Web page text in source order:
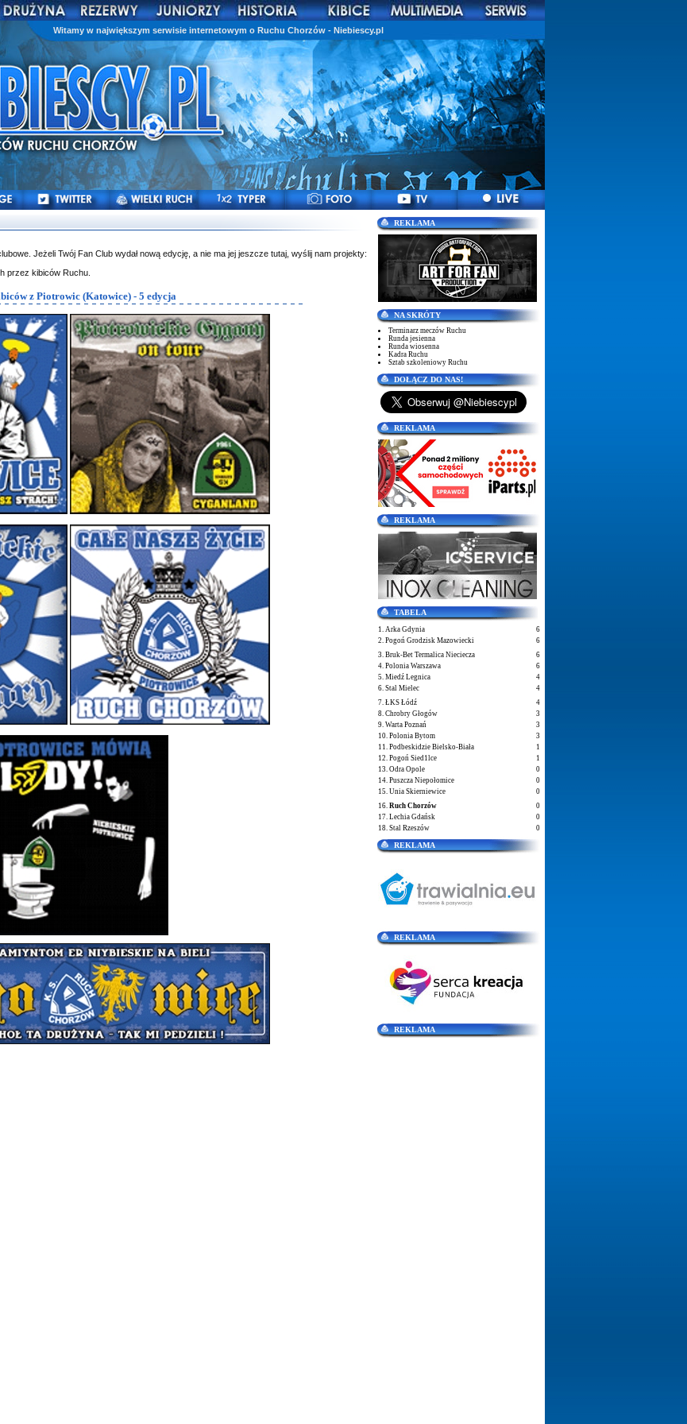
Witamy w największym serwisie internetowym o Ruchu Chorzów - Niebiescy.pl
Jeżeli Twój Fan Club wydał nową edycję, a nie ma jej jeszcze tutaj, wyślij nam projekty:
przez kibiców Ruchu.
z Piotrowic (Katowice) - 5 edycja
REKLAMA
NA SKRÓTY
Terminarz meczów Ruchu
Runda jesienna
Runda wiosenna
Kadra Ruchu
Sztab szkoleniowy Ruchu
DOŁĄCZ DO NAS!
REKLAMA
REKLAMA
TABELA
1. Arka Gdynia
6
2. Pogoń Grodzisk Mazowiecki
6
3. Bruk-Bet Termalica Nieciecza
6
4. Polonia Warszawa
6
5. Miedź Legnica
4
6. Stal Mielec
4
7. ŁKS Łódź
4
8. Chrobry Głogów
3
9. Warta Poznań
3
10. Polonia Bytom
3
11. Podbeskidzie Bielsko-Biała
1
12. Pogoń Sied1lce
1
13. Odra Opole
0
14. Puszcza Niepołomice
0
15. Unia Skierniewice
0
16. Ruch Chorzów
0
17. Lechia Gdańsk
0
18. Stal Rzeszów
0
REKLAMA
REKLAMA
REKLAMA